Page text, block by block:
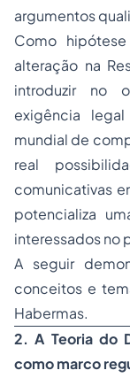
argumentos
Como
alteração na
introduzir no
exigência
mundial de
real
comunicativas
potencializa
interessados no
A seguir
conceitos e
Habermas.
2. A Teoria do
como marco